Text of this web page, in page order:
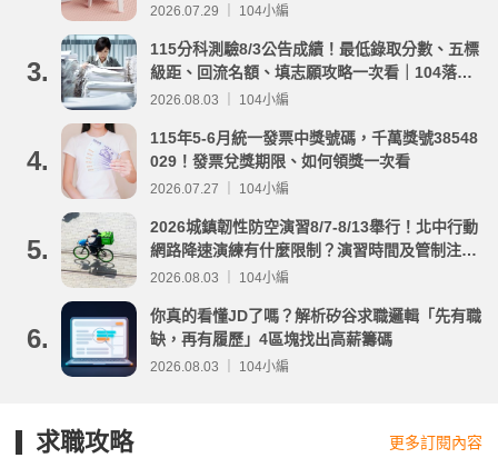
2026.07.29 ｜ 104小編
3.
115分科測驗8/3公告成績！最低錄取分數、五標
級距、回流名額、填志願攻略一次看｜104落點
分析
2026.08.03 ｜ 104小編
4.
115年5-6月統一發票中獎號碼，千萬獎號38548
029！發票兌獎期限、如何領獎一次看
2026.07.27 ｜ 104小編
5.
2026城鎮韌性防空演習8/7-8/13舉行！北中行動
網路降速演練有什麼限制？演習時間及管制注意
事項整理
2026.08.03 ｜ 104小編
6.
你真的看懂JD了嗎？解析矽谷求職邏輯「先有職
缺，再有履歷」4區塊找出高薪籌碼
2026.08.03 ｜ 104小編
求職攻略 更多訂閱內容